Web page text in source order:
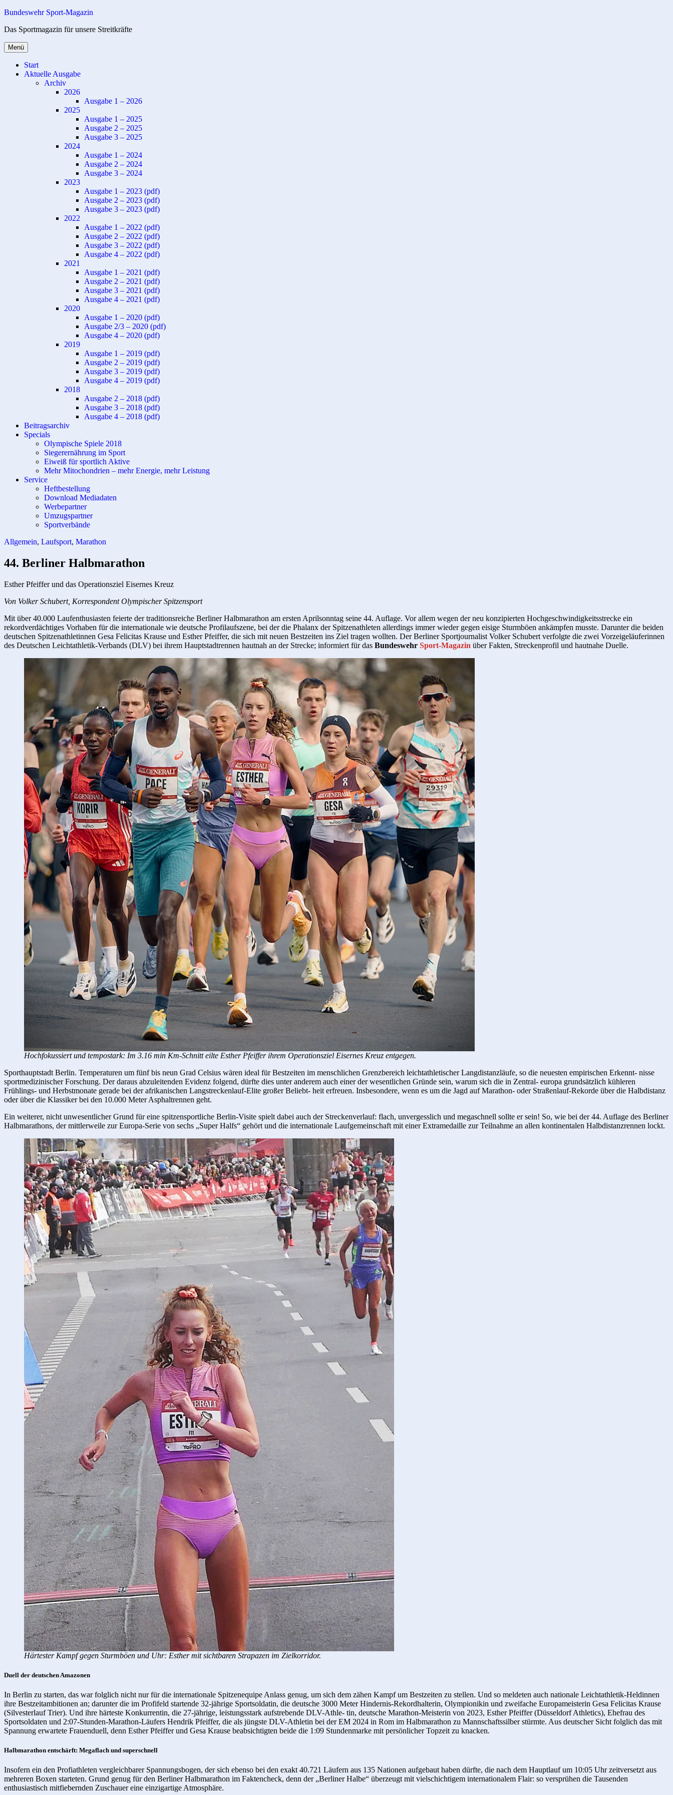
Zum
springen
Bundeswehr Sport-Magazin
Das Sportmagazin für unsere Streitkräfte
Menü
Start
Aktuelle Ausgabe
Archiv
2026
Ausgabe 1 – 2026
2025
Ausgabe 1 – 2025
Ausgabe 2 – 2025
Ausgabe 3 – 2025
2024
Ausgabe 1 – 2024
Ausgabe 2 – 2024
Ausgabe 3 – 2024
2023
Ausgabe 1 – 2023 (pdf)
Ausgabe 2 – 2023 (pdf)
Ausgabe 3 – 2023 (pdf)
2022
Ausgabe 1 – 2022 (pdf)
Ausgabe 2 – 2022 (pdf)
Ausgabe 3 – 2022 (pdf)
Ausgabe 4 – 2022 (pdf)
2021
Ausgabe 1 – 2021 (pdf)
Ausgabe 2 – 2021 (pdf)
Ausgabe 3 – 2021 (pdf)
Ausgabe 4 – 2021 (pdf)
2020
Ausgabe 1 – 2020 (pdf)
Ausgabe 2/3 – 2020 (pdf)
Ausgabe 4 – 2020 (pdf)
2019
Ausgabe 1 – 2019 (pdf)
Ausgabe 2 – 2019 (pdf)
Ausgabe 3 – 2019 (pdf)
Ausgabe 4 – 2019 (pdf)
2018
Ausgabe 2 – 2018 (pdf)
Ausgabe 3 – 2018 (pdf)
Ausgabe 4 – 2018 (pdf)
Beitragsarchiv
Specials
Olympische Spiele 2018
Siegerernährung im Sport
Eiweiß für sportlich Aktive
Mehr Mitochondrien – mehr Energie, mehr Leistung
Service
Heftbestellung
Download Mediadaten
Werbepartner
Umzugspartner
Sportverbände
Allgemein, Laufsport, Marathon
44. Berliner Halbmarathon
Esther Pfeiffer und das Operationsziel Eisernes Kreuz
Von Volker Schubert, Korrespondent Olympischer Spitzensport
Mit über 40.000 Laufenthusiasten feierte der traditionsreiche Berliner Halbmarathon am ersten Aprilsonntag seine 44. Auflage. Vor allem wegen der neu konzipierten Hochgeschwindigkeitsstrecke ein
rekordverdächtiges Vorhaben für die internationale wie deutsche Profilaufszene, bei der die Phalanx der Spitzenathleten allerdings immer wieder gegen eisige Sturmböen ankämpfen musste. Darunter die beiden
deutschen Spitzenathletinnen Gesa Felicitas Krause und Esther Pfeiffer, die sich mit neuen Bestzeiten ins Ziel tragen wollten. Der Berliner Sportjournalist Volker Schubert verfolgte die zwei Vorzeigeläuferinnen
des Deutschen Leichtathletik-Verbands (DLV) bei ihrem Hauptstadtrennen hautnah an der Strecke; informiert für das Bundeswehr Sport-Magazin über Fakten, Streckenprofil und hautnahe Duelle.
Hochfokussiert und tempostark: Im 3.16 min Km-Schnitt eilte Esther Pfeiffer ihrem Operationsziel Eisernes Kreuz entgegen.
Sporthauptstadt Berlin. Temperaturen um fünf bis neun Grad Celsius wären ideal für Bestzeiten im menschlichen Grenzbereich leichtathletischer Langdistanzläufe, so die neuesten empirischen Erkennt- nisse
sportmedizinischer Forschung. Der daraus abzuleitenden Evidenz folgend, dürfte dies unter anderem auch einer der wesentlichen Gründe sein, warum sich die in Zentral- europa grundsätzlich kühleren
Frühlings- und Herbstmonate gerade bei der afrikanischen Langstreckenlauf-Elite großer Beliebt- heit erfreuen. Insbesondere, wenn es um die Jagd auf Marathon- oder Straßenlauf-Reko­rde über die Halbdistanz
oder über die Klassiker bei den 10.000 Meter Asphaltrennen geht.
Ein weiterer, nicht unwesentlicher Grund für eine spitzensportliche Berlin-Visite spielt dabei auch der Streckenverlauf: flach, unvergesslich und megaschnell sollte er sein! So, wie bei der 44. Auflage des Berliner
Halbmarathons, der mittlerweile zur Europa-Serie von sechs „Super Halfs“ gehört und die internationale Laufgemeinschaft mit einer Extramedaille zur Teilnahme an allen kontinentalen Halbdistanzrennen lockt.
Härtester Kampf gegen Sturmböen und Uhr: Esther mit sichtbaren Strapazen im Zielkorridor.
Duell der deutschen Amazonen
In Berlin zu starten, das war folglich nicht nur für die internationale Spitzenequipe Anlass genug, um sich dem zähen Kampf um Bestzeiten zu stellen. Und so meldeten auch nationale Leichtathletik-Heldinnen
ihre Bestzeitambitionen an; darunter die im Profifeld startende 32-jährige Sportsoldatin, die deutsche 3000 Meter Hindernis-Rekordhalterin, Olympionikin und zweifache Europameis­terin Gesa Felicitas Krause
(Silvesterlauf Trier). Und ihre härteste Konkurrentin, die 27-jährige, leistungsstark aufstrebende DLV-Athle- tin, deutsche Marathon-Meisterin von 2023, Esther Pfeiffer (Düsseldorf Athletics), Ehefrau des
Sportsoldaten und 2:07-Stunden-Marathon-Läufers Hendrik Pfeiffer, die als jüngste DLV-Athletin bei der EM 2024 in Rom im Halbmarathon zu Mannschaftssilber stürmte. Aus deutscher Sicht folglich das mit
Spannung erwartete Frauenduell, denn Esther Pfeiffer und Gesa Krause beabsichtigten beide die 1:09 Stundenmarke mit persönlicher Topzeit zu knacken.
Halbmarathon entschärft: Megaflach und superschnell
Insofern ein den Profiathleten vergleichbarer Spannungsbogen, der sich ebenso bei den exakt 40.721 Läufern aus 135 Nationen aufgebaut haben dürfte, die nach dem Hauptlauf um 10:05 Uhr zeitversetzt aus
mehreren Boxen starteten. Grund genug für den Berliner Halbmarathon im Faktencheck, denn der „Berliner Halbe“ überzeugt mit vielschichtigem internationalem Flair: so versprühen die Tausenden
enthusiastisch mitfiebernden Zu­schauer eine einzigartige Atmosphäre.